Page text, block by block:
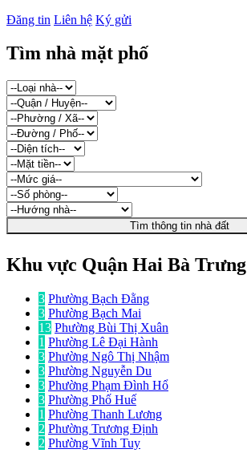
Đăng tin Liên hệ Ký gửi
Tìm nhà mặt phố
Tìm thông tin nhà đất
Khu vực Quận Hai Bà Trưng
3 Phường Bạch Đằng
3 Phường Bạch Mai
13 Phường Bùi Thị Xuân
1 Phường Lê Đại Hành
3 Phường Ngô Thị Nhậm
3 Phường Nguyễn Du
3 Phường Phạm Đình Hổ
3 Phường Phố Huế
1 Phường Thanh Lương
2 Phường Trương Định
2 Phường Vĩnh Tuy